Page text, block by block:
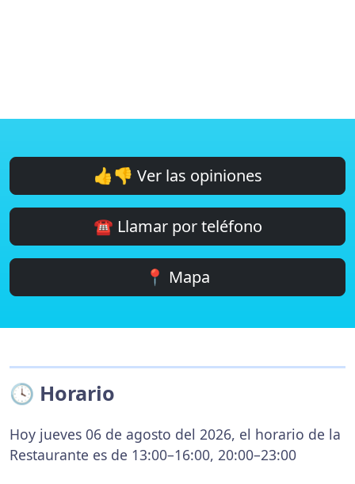
👍👎 Ver las opiniones
☎️ Llamar por teléfono
📍 Mapa
🕓 Horario
Hoy jueves 06 de agosto del 2026, el horario de la
Restaurante es de 13:00–16:00, 20:00–23:00